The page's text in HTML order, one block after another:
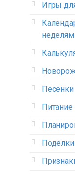
Игры
неделям
Песенки
Питание
Поделки